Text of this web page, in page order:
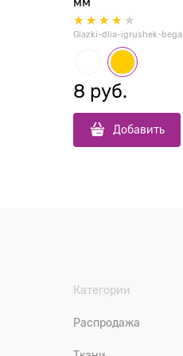
Glazki-dlia-igrushek-
8 руб.
Добавить
Категории
Распродажа